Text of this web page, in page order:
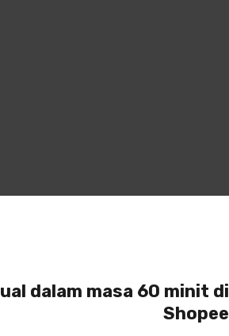
dalam masa 60 minit di
Shopee